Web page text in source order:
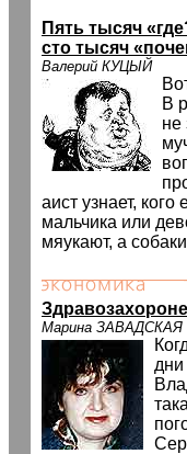
Пять тысяч
сто тысяч
Валерий КУЦЫЙ
В
не
аист узнает,
мальчика или
мяукают, а
Марина ЗАВАДСКАЯ